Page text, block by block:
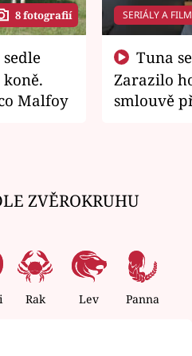
8 fotografií
Malfoy
SERIÁLY A
Zarazilo
smlouvě
ZVĚROKRUHU
Rak Lev Panna